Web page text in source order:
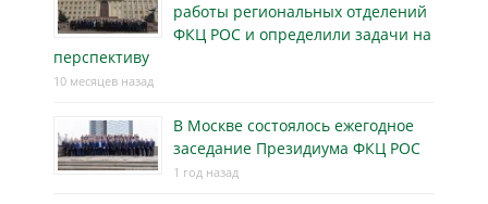
работы региональных отделений
ФКЦ РОС и определили задачи на
перспективу
10 месяцев назад
В Москве состоялось ежегодное
заседание Президиума ФКЦ РОС
1 год назад